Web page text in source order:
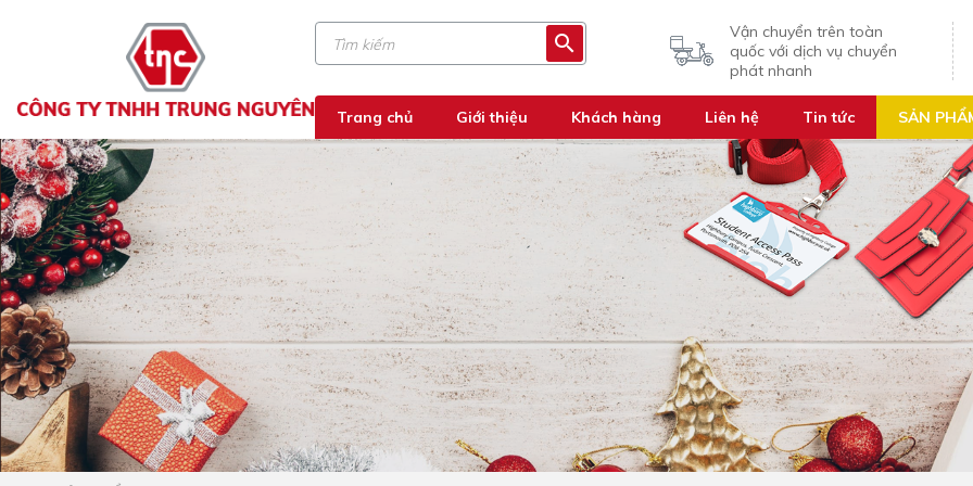
Vận chuyển trên toàn
quốc với dịch vụ chuyển
phát nhanh
Trang chủ Giới thiệu Khách hàng Liên hệ Tin tức SẢN